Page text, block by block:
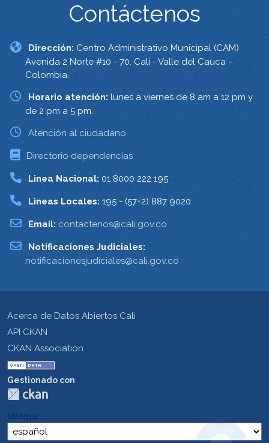
Contáctenos
Dirección: Centro Administrativo Municipal (CAM)
Avenida 2 Norte #10 - 70. Cali - Valle del Cauca -
Colombia.
Horario atención: lunes a viernes de 8 am a 12 pm y
de 2 pm a 5 pm.
Atención al ciudadano
Directorio dependencias
Linea Nacional: 01 8000 222 195
Lineas Locales: 195 - (57+2) 887 9020
Email: contactenos@cali.gov.co
Notificaciones Judiciales:
notificacionesjudiciales@cali.gov.co
Acerca de Datos Abiertos Cali
API CKAN
CKAN Association
Gestionado con